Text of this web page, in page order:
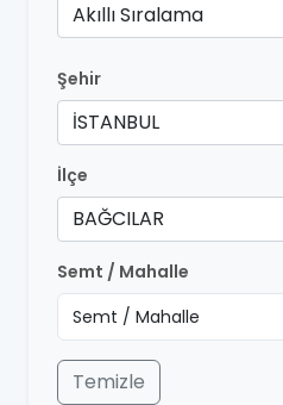
Akıllı Sıralama
Şehir
İSTANBUL
İlçe
BAĞCILAR
Semt / Mahalle
Temizle